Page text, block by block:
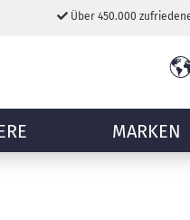
Über 450.000
MARKEN